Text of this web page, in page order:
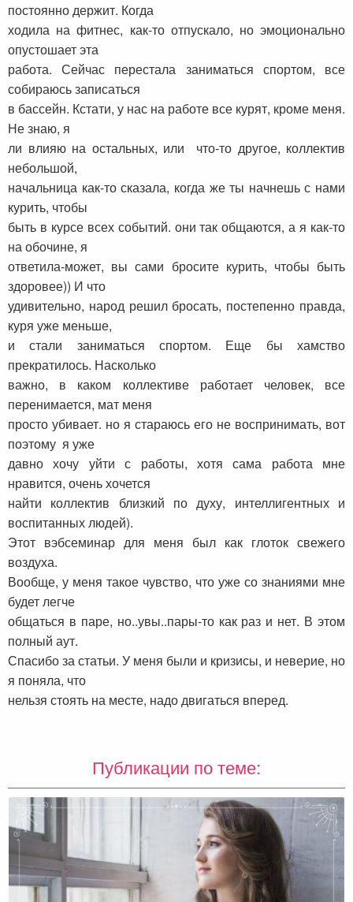
постоянно держит. Когда
ходила на фитнес, как-то отпускало, но эмоционально
опустошает эта
работа. Сейчас перестала заниматься спортом, все
собираюсь записаться
в бассейн. Кстати, у нас на работе все курят, кроме меня.
Не знаю, я
ли влияю на остальных, или что-то другое, коллектив
небольшой,
начальница как-то сказала, когда же ты начнешь с нами
курить, чтобы
быть в курсе всех событий. они так общаются, а я как-то
на обочине, я
ответила-может, вы сами бросите курить, чтобы быть
здоровее)) И что
удивительно, народ решил бросать, постепенно правда,
куря уже меньше,
и стали заниматься спортом. Еще бы хамство
прекратилось. Насколько
важно, в каком коллективе работает человек, все
перенимается, мат меня
просто убивает. но я стараюсь его не воспринимать, вот
поэтому я уже
давно хочу уйти с работы, хотя сама работа мне
нравится, очень хочется
найти коллектив близкий по духу, интеллигентных и
воспитанных людей).
Этот вэбсеминар для меня был как глоток свежего
воздуха.
Вообще, у меня такое чувство, что уже со знаниями мне
будет легче
общаться в паре, но..увы..пары-то как раз и нет. В этом
полный аут.
Спасибо за статьи. У меня были и кризисы, и неверие, но
я поняла, что
нельзя стоять на месте, надо двигаться вперед.
Публикации по теме: